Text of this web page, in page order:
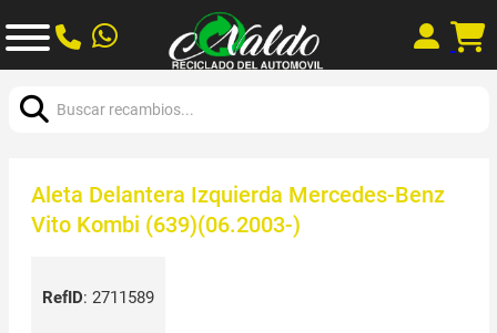
Aleta Delantera Izquierda Mercedes-Benz
Vito Kombi (639)(06.2003-)
RefID: 2711589